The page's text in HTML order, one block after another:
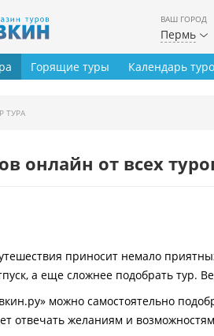
ВАШ ГОРОД
Пермь
Горящие туры Календарь
ТУРА
онлайн от всех
приносит немало
а еще сложнее подобрать тур.
можно самостоятельно
отвечать желаниям и